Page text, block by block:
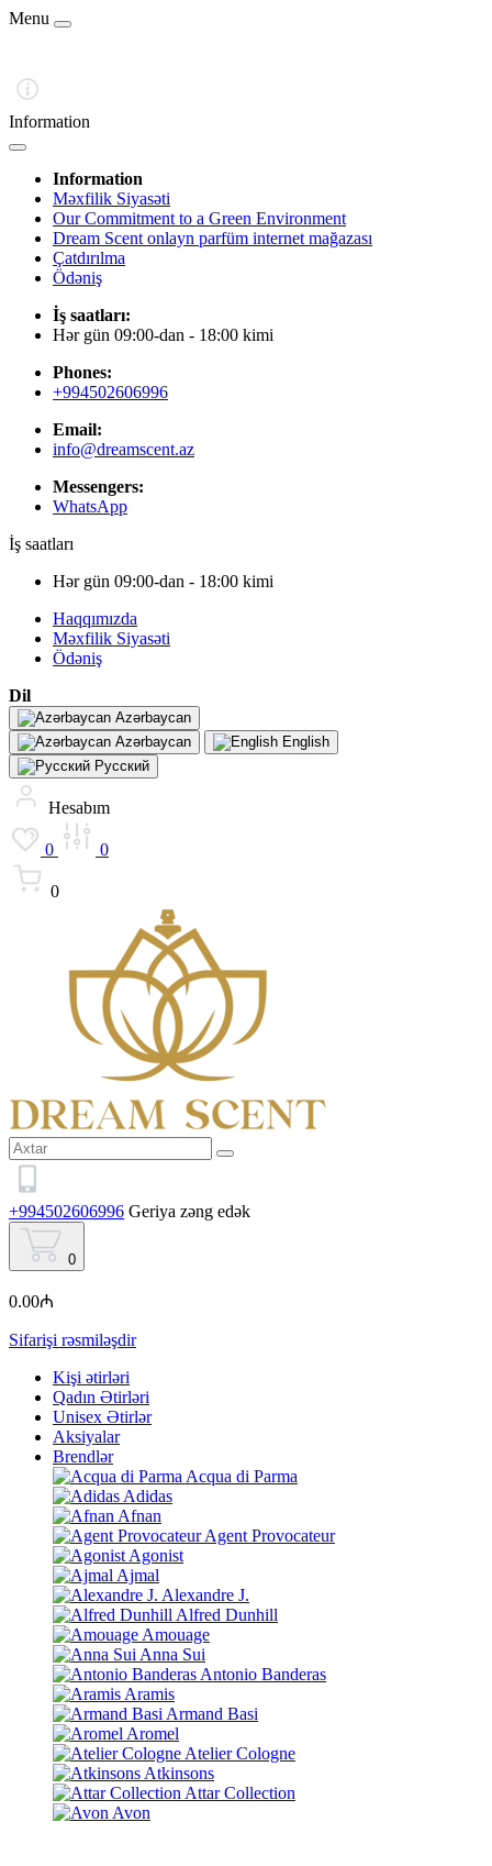
Menu
Information
Information
Məxfilik Siyasəti
Our Commitment to a Green Environment
Dream Scent onlayn parfüm internet mağazası
Çatdırılma
Ödəniş
İş saatları:
Hər gün 09:00-dan - 18:00 kimi
Phones:
+994502606996
Email:
info@dreamscent.az
Messengers:
WhatsApp
İş saatları
Hər gün 09:00-dan - 18:00 kimi
Haqqımızda
Məxfilik Siyasəti
Ödəniş
Dil
Azərbaycan
Azərbaycan
English
Русский
Hesabım
0 0
0
+994502606996 Geriya zəng edək
0
0.00₼
Sifarişi rəsmiləşdir
Kişi ətirləri
Qadın Ətirləri
Unisex Ətirlər
Aksiyalar
Brendlər
Acqua di Parma
Adidas
Afnan
Agent Provocateur
Agonist
Ajmal
Alexandre J.
Alfred Dunhill
Amouage
Anna Sui
Antonio Banderas
Aramis
Armand Basi
Aromel
Atelier Cologne
Atkinsons
Attar Collection
Avon